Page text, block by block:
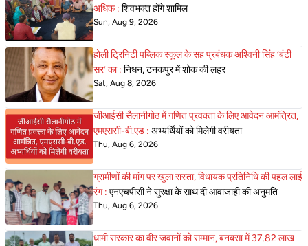
अधिक : शिवभक्त होंगे शामिल
Sun, Aug 9, 2026
होली ट्रिनिटी पब्लिक स्कूल के सह प्रबंधक अश्विनी सिंह ‘बंटी
सर’ का : निधन, टनकपुर में शोक की लहर
Sat, Aug 8, 2026
जीआईसी सैलानीगोठ में गणित प्रवक्ता के लिए आवेदन आमंत्रित,
एमएससी-बी.एड : अभ्यर्थियों को मिलेगी वरीयता
Thu, Aug 6, 2026
ग्रामीणों की मांग पर खुला रास्ता, विधायक प्रतिनिधि की पहल लाई
रंग : एनएचपीसी ने सुरक्षा के साथ दी आवाजाही की अनुमति
Thu, Aug 6, 2026
धामी सरकार का वीर जवानों को सम्मान, बनबसा में 37.82 लाख